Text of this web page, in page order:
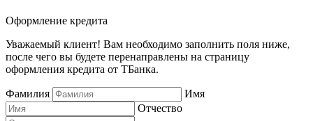
Оформление кредита
Уважаемый клиент! Вам необходимо заполнить поля ниже,
после чего вы будете перенаправлены на страницу
оформления кредита от ТБанка.
Фамилия
Имя
Отчество